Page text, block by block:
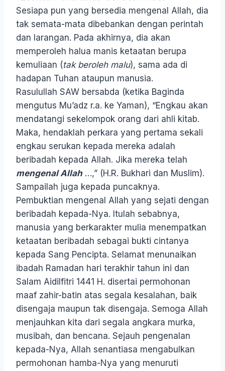
Sesiapa pun yang bersedia mengenal Allah, dia
tak semata-mata dibebankan dengan perintah
dan larangan. Pada akhirnya, dia akan
memperoleh halua manis ketaatan berupa
kemuliaan (tak beroleh malu), sama ada di
hadapan Tuhan ataupun manusia.
Rasulullah SAW bersabda (ketika Baginda
mengutus Mu’adz r.a. ke Yaman), “Engkau akan
mendatangi sekelompok orang dari ahli kitab.
Maka, hendaklah perkara yang pertama sekali
engkau serukan kepada mereka adalah
beribadah kepada Allah. Jika mereka telah
mengenal Allah …,” (H.R. Bukhari dan Muslim).
Sampailah juga kepada puncaknya.
Pembuktian mengenal Allah yang sejati dengan
beribadah kepada-Nya. Itulah sebabnya,
manusia yang berkarakter mulia menempatkan
ketaatan beribadah sebagai bukti cintanya
kepada Sang Pencipta. Selamat menunaikan
ibadah Ramadan hari terakhir tahun ini dan
Salam Aidilfitri 1441 H. disertai permohonan
maaf zahir-batin atas segala kesalahan, baik
disengaja maupun tak disengaja. Semoga Allah
menjauhkan kita dari segala angkara murka,
musibah, dan bencana. Sejauh pengenalan
kepada-Nya, Allah senantiasa mengabulkan
permohonan hamba-Nya yang menuruti